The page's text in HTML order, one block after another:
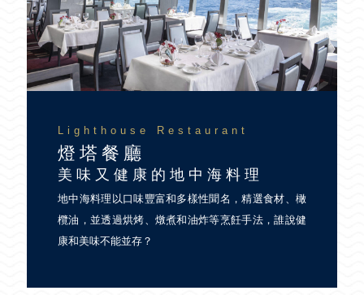
Lighthouse Restaurant
燈塔餐廳
美味又健康的地中海料理
地中海料理以口味豐富和多樣性聞名，精選食材、橄
欖油，並透過烘烤、燉煮和油炸等烹飪手法，誰說健
康和美味不能並存？